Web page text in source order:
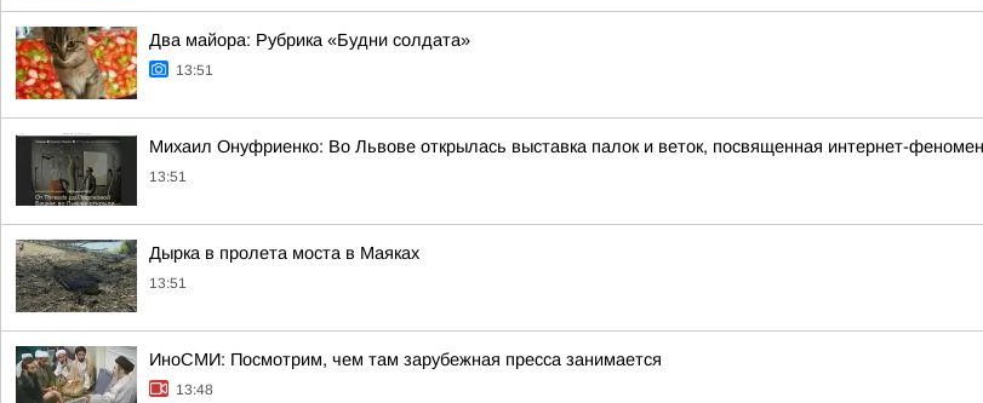
Два майора: Рубрика «Будни солдата»
13:51
Михаил Онуфриенко: Во Львове открылась выставка палок и веток, посвященная интернет-
13:51
Дырка в пролета моста в Маяках
13:51
ИноСМИ: Посмотрим, чем там зарубежная пресса занимается
13:48